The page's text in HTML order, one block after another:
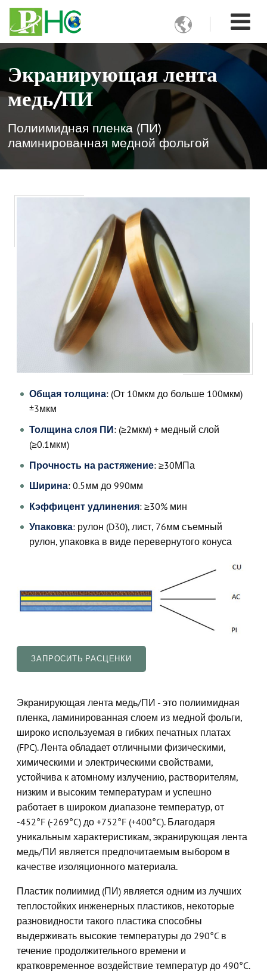

Экранирующая лента
медь/ПИ
Полиимидная пленка (ПИ)
ламинированная медной фольгой
Общая толщина: (От 10мкм до больше 100мкм)
±3мкм
Толщина слоя ПИ: (≥2мкм) + медный слой
(≥0.1мкм)
Прочность на растяжение: ≥30МПа
Ширина: 0.5мм до 990мм
Кэффицент удлинения: ≥30% мин
Упаковка: рулон (D30), лист, 76мм съемный
рулон, упаковка в виде перевернутого конуса
ЗАПРОСИТЬ РАСЦЕНКИ
Экранирующая лента медь/ПИ - это полиимидная
пленка, ламинированная слоем из медной фольги,
широко используемая в гибких печатных платах
(FPC). Лента обладает отличными физическими,
химическими и электрическими свойствами,
устойчива к атомному излучению, растворителям,
низким и высоким температурам и успешно
работает в широком диапазоне температур, от
-452°F (-269°C) до +752°F (+400°C). Благодаря
уникальным характеристикам, экранирующая лента
медь/ПИ является предпочитаемым выбором в
качестве изоляционного материала.
Пластик полиимид (ПИ) является одним из лучших
теплостойких инженерных пластиков, некоторые
разновидности такого пластика способны
выдерживать высокие температуры до 290°C в
течение продолжительного времени и
кратковременное воздействие температур до 490°C.